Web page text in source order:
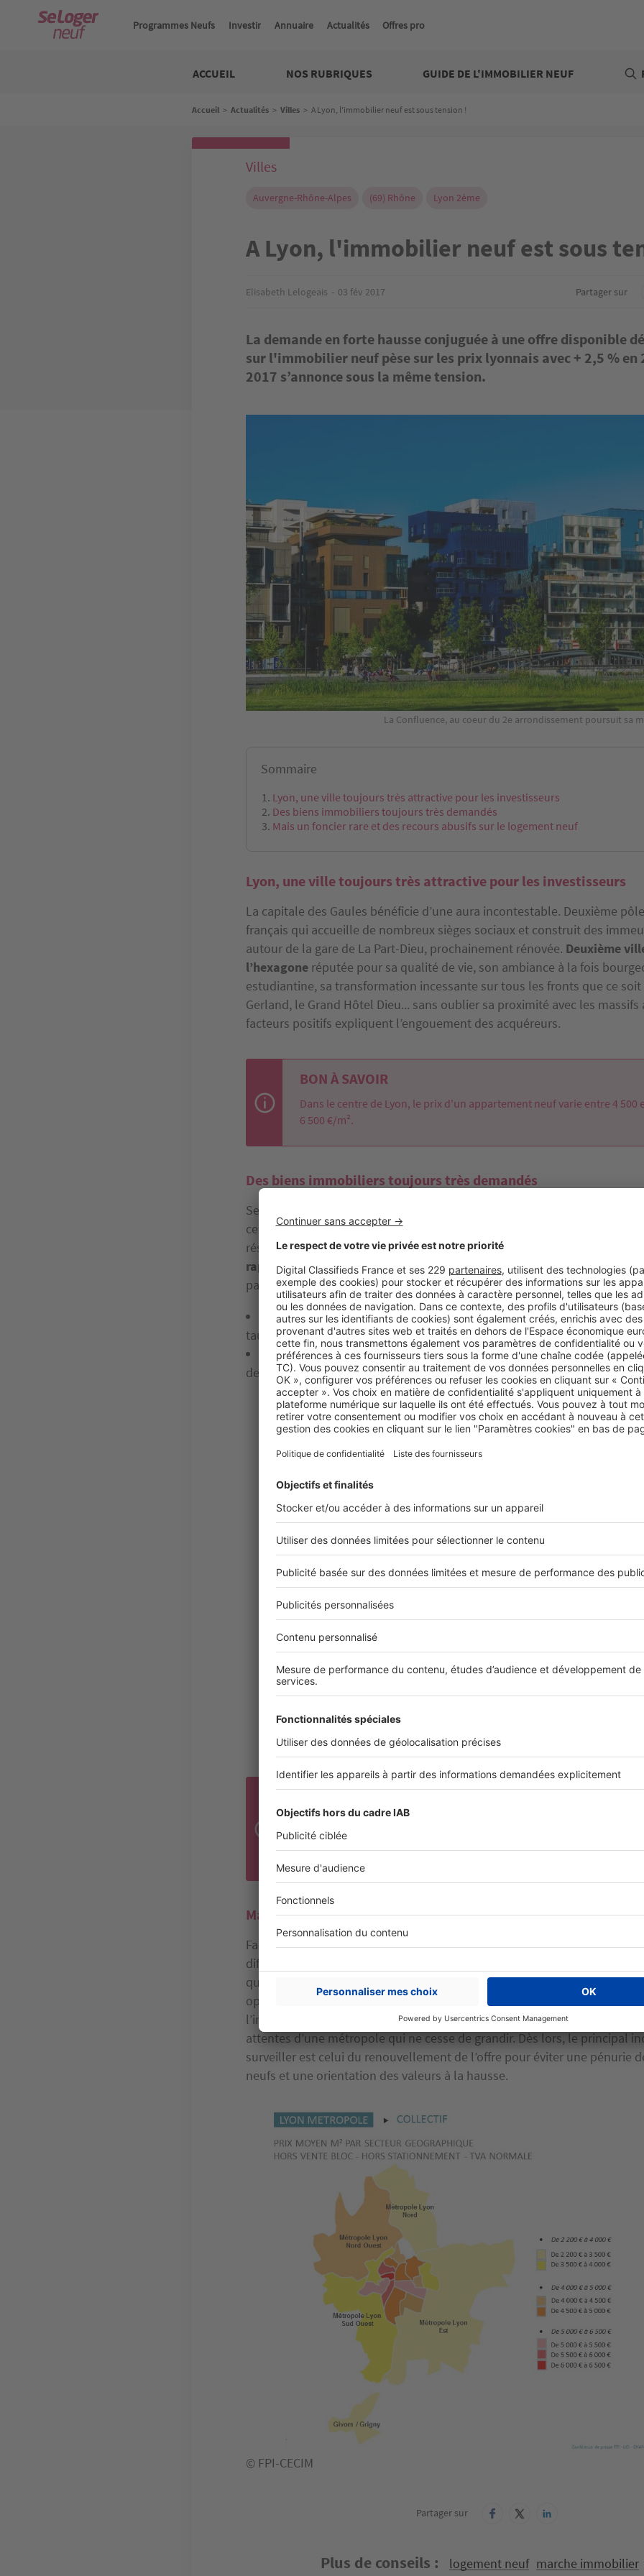
Programmes Neufs Investir Annuaire Actualités Offres pro
ACCUEIL
NOS RUBRIQUES GUIDE DE L'IMMOBILIER NEUF
Fil
Accueil > Actualités > Villes > A Lyon, l'immobilier neuf est sous tension !
Villes
Auvergne-Rhône-Alpes (69) Rhône Lyon 2ème
A Lyon, l'immobilier neuf est sous
Elisabeth Lelogeais 03 fév 2017 Partager sur
La demande en forte hausse conjuguée à une offre disponible
sur l'immobilier neuf pèse sur les prix lyonnais avec + 2,5 % en
2017 s’annonce sous la même tension.
La Confluence, au coeur du 2e arrondissement poursuit sa
Sommaire
Lyon, une ville toujours très attractive pour les investisseurs
Des biens immobiliers toujours très demandés
Mais un foncier rare et des recours abusifs sur le logement neuf
Lyon, une ville toujours très attractive pour les investisseurs
La capitale des Gaules bénéficie d’une aura incontestable. Deuxième
français qui accueille de nombreux sièges sociaux et construit des
autour de la gare de La Part-Dieu, prochainement rénovée. Deuxième
l’hexagone réputée pour sa qualité de vie, son ambiance à la fois
estudiantine, sa transformation incessante sur tous les fronts que ce
Gerland, le Grand Hôtel Dieu... sans oublier sa proximité avec les massifs
facteurs positifs expliquent l’engouement des acquéreurs.
BON À SAVOIR
Dans le centre de Lyon, le prix d'un appartement neuf varie entre 4 500
6 500 €/m².
Des biens immobiliers toujours très demandés
Selon la fédération des promoteurs immobiliers de la région lyonnaise, la
centre d’études de la conjoncture immobilière, le Cecim, le nombre total
réservations en 2016 pour la Métropole de Lyon s’élève à 6 726 unités, soit
rapport à 2015. Le collectif représente 6 274 de ces réservations, en
par rapport à l’année précédente :
53 % en accession à titre de résidence principale dopés par le plan 3 A
taux réduit.
47 % en investissement liés au dispositif Pinel et au passage en zone A
de Villeurbanne.
L’équilibre entre investisseurs et accédants est de mise. La maison
reste un peu à la traîne avec seulement 500 ventes, majoritairement en
accession.
Mais un foncier rare et des recours abusifs sur le logement neuf
Face à une demande soutenue, l’offre se raréfie. Surtout quand le
difficilement et devient inabordable pour sortir des logements à prix
quand les
freinent ou bloquent le développement de
opérations. La révision du PLU-H devrait permettre d’améliorer la fluidité
l’instruction des autorisations de construire et de bâtir davantage pour
attentes d’une métropole qui ne cesse de grandir. Dès lors, le principal
surveiller est celui du renouvellement de l’offre pour éviter une pénurie
neufs et une orientation des valeurs à la hausse.
© FPI-CECIM
Partager sur
Plus de conseils logement neuf marche immobilier